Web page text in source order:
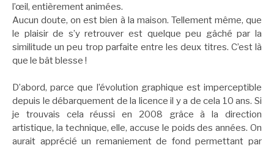
l’œil, entièrement animées.
Aucun doute, on est bien à la maison. Tellement même, que
le plaisir de s’y retrouver est quelque peu gâché par la
similitude un peu trop parfaite entre les deux titres. C’est là
que le bât blesse !
D’abord, parce que l’évolution graphique est imperceptible
depuis le débarquement de la licence il y a de cela 10 ans. Si
je trouvais cela réussi en 2008 grâce à la direction
artistique, la technique, elle, accuse le poids des années. On
aurait apprécié un remaniement de fond permettant par